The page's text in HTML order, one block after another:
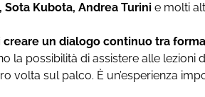
Kubota, Andrea Turini e molti
un dialogo continuo tra
la possibilità di assistere alle lezioni
volta sul palco. È un’esperienza